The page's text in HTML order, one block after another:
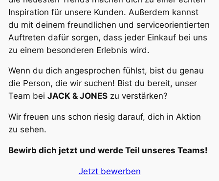
Inspiration für unsere Kunden. Außerdem kannst
du mit deinem freundlichen und serviceorientierten
Auftreten dafür sorgen, dass jeder Einkauf bei uns
zu einem besonderen Erlebnis wird.
Wenn du dich angesprochen fühlst, bist du genau
die Person, die wir suchen! Bist du bereit, unser
Team bei JACK & JONESzu verstärken?
Wir freuen uns schon riesig darauf, dich in Aktion
zu sehen.
Bewirb dich jetzt und werde Teil unseres Teams!
Jetzt bewerben